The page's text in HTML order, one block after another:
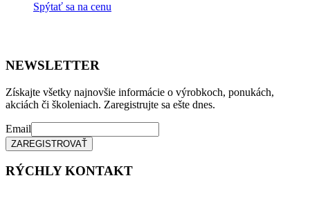
Spýtať sa na cenu
NEWSLETTER
Získajte všetky najnovšie informácie o výrobkoch, ponukách,
akciách či školeniach. Zaregistrujte sa ešte dnes.
Email
RÝCHLY KONTAKT